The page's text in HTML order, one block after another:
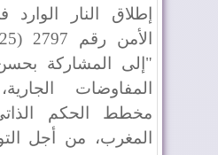
إطلاق النار
"إلى المشاركة
المفاوضات
مخطط الحكم
المغرب، من أجل